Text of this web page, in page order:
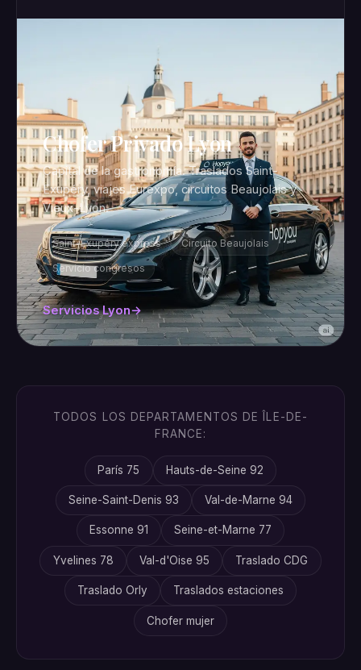
Chofer Privado Lyon
Capital de la gastronomía. Traslados Saint-
Exupéry, viajes Eurexpo, circuitos Beaujolais y
Vieux-Lyon.
Saint-Exupéry express Circuito Beaujolais
Servicio congresos
Servicios Lyon
TODOS LOS DEPARTAMENTOS DE ÎLE-DE-
FRANCE:
París 75 Hauts-de-Seine 92
Seine-Saint-Denis 93 Val-de-Marne 94
Essonne 91 Seine-et-Marne 77
Yvelines 78 Val-d'Oise 95 Traslado CDG
Traslado Orly Traslados estaciones
Chofer mujer